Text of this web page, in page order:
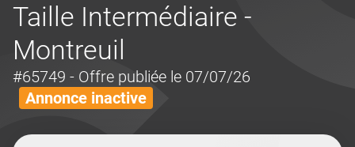
Taille Intermédiaire -
Montreuil
#65749 - Offre publiée le 07/07/26
Annonce inactive